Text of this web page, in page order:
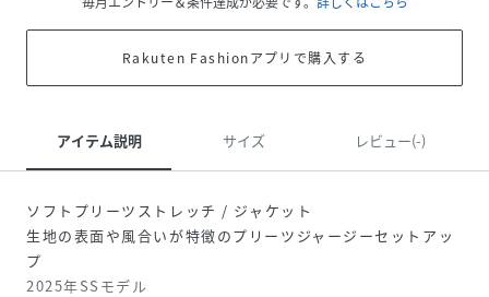
Rakuten Fashionアプリで購入する
アイテム説明 サイズ レビュー(-)
ソフトプリーツストレッチ / ジャケット
生地の表面や風合いが特徴のプリーツジャージーセットアッ
プ
2025年SSモデル